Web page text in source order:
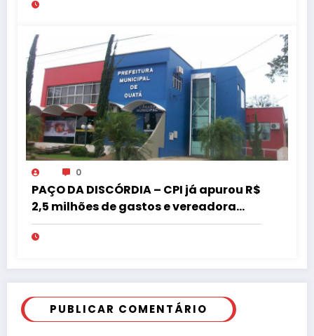
0
PAÇO DA DISCÓRDIA – CPI já apurou R$
2,5 milhões de gastos e vereadora
pede “acordo” para aprovar R$ 9,5
milhões
PUBLICAR COMENTÁRIO